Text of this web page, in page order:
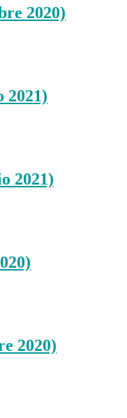
2020)
2021)
2021)
2020)